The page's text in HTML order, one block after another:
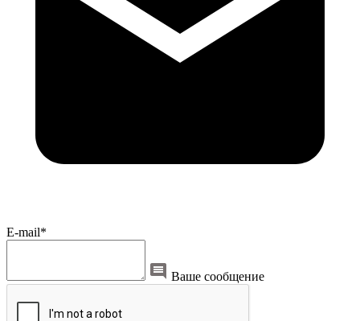
E-mail*
Ваше сообщение